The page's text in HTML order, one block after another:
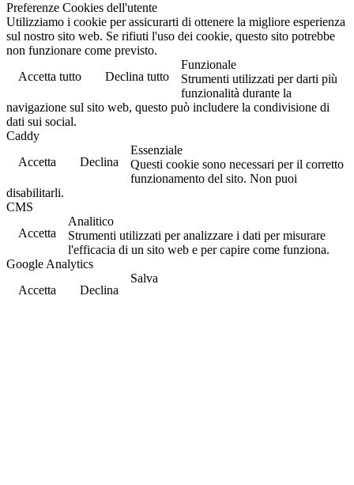
Preferenze Cookies dell'utente
Utilizziamo i cookie per assicurarti di ottenere la migliore esperienza
sul nostro sito web. Se rifiuti l'uso dei cookie, questo sito potrebbe
non funzionare come previsto.
Accetta tutto
Declina tutto
Funzionale
Strumenti utilizzati per darti più
funzionalità durante la
navigazione sul sito web, questo può includere la condivisione di
dati sui social.
Caddy
Accetta
Declina
Essenziale
Questi cookie sono necessari per il corretto
funzionamento del sito. Non puoi
disabilitarli.
CMS
Accetta
Analitico
Strumenti utilizzati per analizzare i dati per misurare
l'efficacia di un sito web e per capire come funziona.
Google Analytics
Accetta
Declina
Salva